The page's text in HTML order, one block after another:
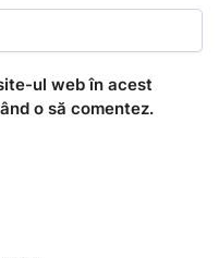
ul web în acest
o să comentez.